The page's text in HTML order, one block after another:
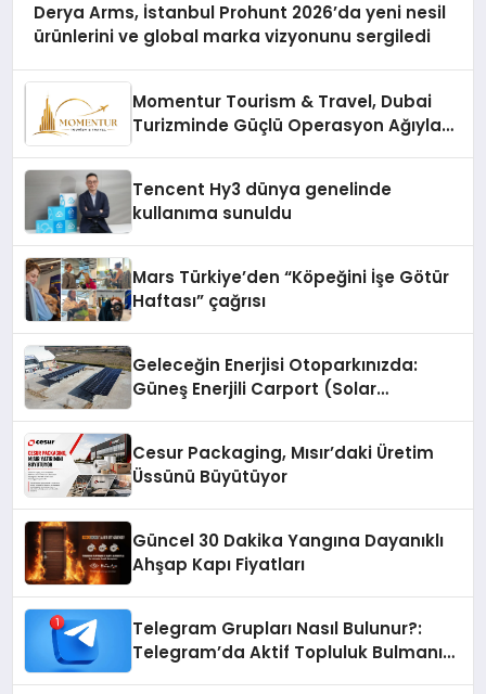
Derya Arms, İstanbul Prohunt 2026’da yeni nesil
ürünlerini ve global marka vizyonunu sergiledi
Momentur Tourism & Travel, Dubai
Turizminde Güçlü Operasyon Ağıyla
Tencent Hy3 dünya genelinde
kullanıma sunuldu
Mars Türkiye’den “Köpeğini İşe Götür
Haftası” çağrısı
Geleceğin Enerjisi Otoparkınızda:
Güneş Enerjili Carport (Solar
Cesur Packaging, Mısır’daki Üretim
Üssünü Büyütüyor
Güncel 30 Dakika Yangına Dayanıklı
Ahşap Kapı Fiyatları
Telegram Grupları Nasıl Bulunur?:
Telegram’da Aktif Topluluk Bulmanın